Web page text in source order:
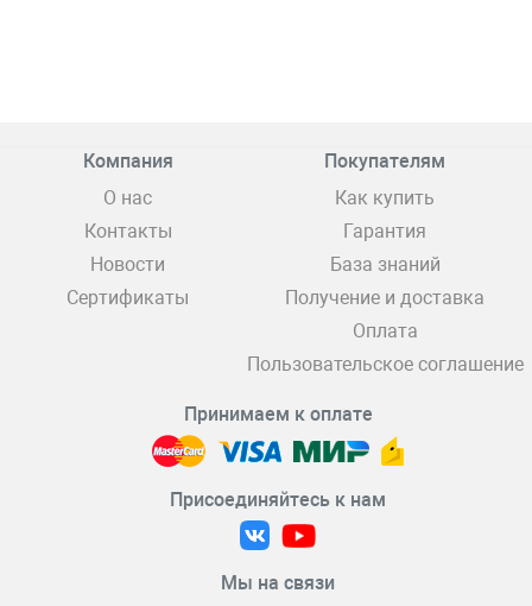
Компания
О нас
Контакты
Новости
Сертификаты
Покупателям
Как купить
Гарантия
База знаний
Получение и доставка
Оплата
Пользовательское соглашение
Принимаем к оплате
Присоединяйтесь к нам
Мы на связи